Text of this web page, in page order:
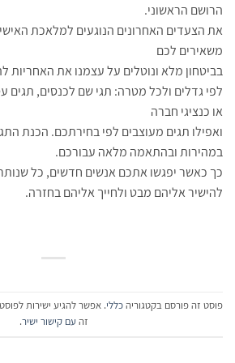
הרושם הראשוני.
את הצעדים האחרונים הנוגעים למלאכת
משאירים לכם
בביטחון מלא ונוטלים על עצמנו את
לפי גדלים ולכל מטרה: תגי שם לכנסים, תגים
או כנציגי חברה
ואפילו תגים מעוצבים לפי בחירתכם. הכנת
במהירות ובהתאמה מלאה עבורכם.
כך כאשר יפגשו אתכם אנשים חדשים, כל
להישיר אליהם מבט ולחייך אליהם בחזרה.
פוסט זה פורסם בקטגוריהכללי. אפשר להגיע ישירות לפוסט
זה עם קישור ישיר.